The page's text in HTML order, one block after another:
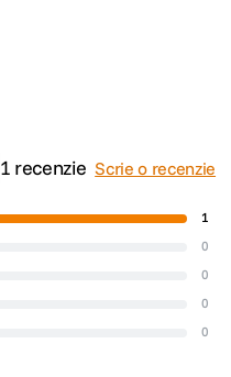
1 recenzie Scrie o recenzie
1
0
0
0
0